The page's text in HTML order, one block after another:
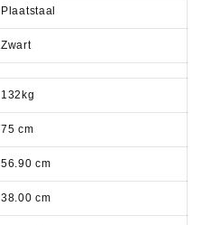
Plaatstaal
Zwart
132kg
75 cm
56.90 cm
38.00 cm